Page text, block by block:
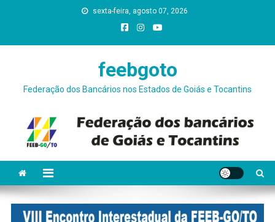
sexta-feira, agosto 07, 2026
feebgoto
Federação dos Bancários nos Estados de Goiás e Tocantins